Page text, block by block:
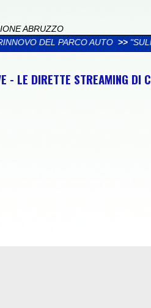
ABRUZZO
>> "SULMONA CITTÀ DELLA
- LE DIRETTE STREAMING DI